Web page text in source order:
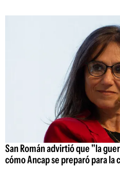
San Román advirtió que "la
cómo Ancap se preparó para la